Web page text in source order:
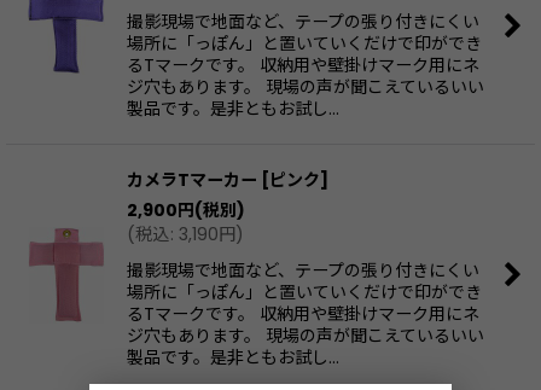
撮影現場で地面など、テープの張り付きにくい
場所に「っぽん」と置いていくだけで印ができ
るTマークです。 収納用や壁掛けマーク用にネ
ジ穴もあります。 現場の声が聞こえているいい
製品です。是非ともお試し…
カメラTマーカー [ピンク]
2,900円(税別)
(税込: 3,190円)
撮影現場で地面など、テープの張り付きにくい
場所に「っぽん」と置いていくだけで印ができ
るTマークです。 収納用や壁掛けマーク用にネ
ジ穴もあります。 現場の声が聞こえているいい
製品です。是非ともお試し…